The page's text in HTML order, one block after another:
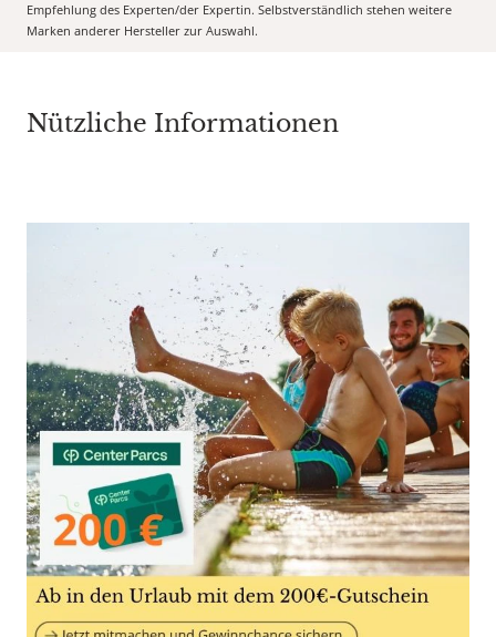
Empfehlung des Experten/der Expertin. Selbstverständlich stehen weitere
Marken anderer Hersteller zur Auswahl.
Nützliche Informationen